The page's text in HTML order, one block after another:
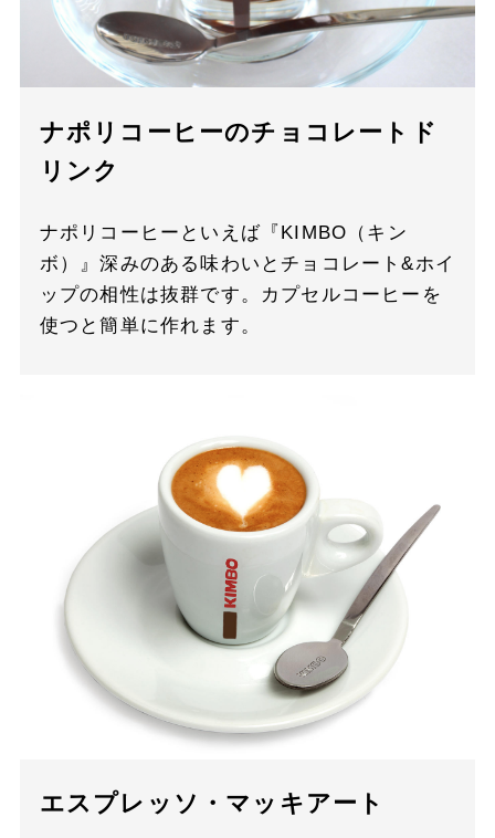
ナポリコーヒーのチョコレートド
リンク
ナポリコーヒーといえば『KIMBO（キン
ボ）』深みのある味わいとチョコレート&ホイ
ップの相性は抜群です。カプセルコーヒーを
使つと簡単に作れます。
エスプレッソ・マッキアート